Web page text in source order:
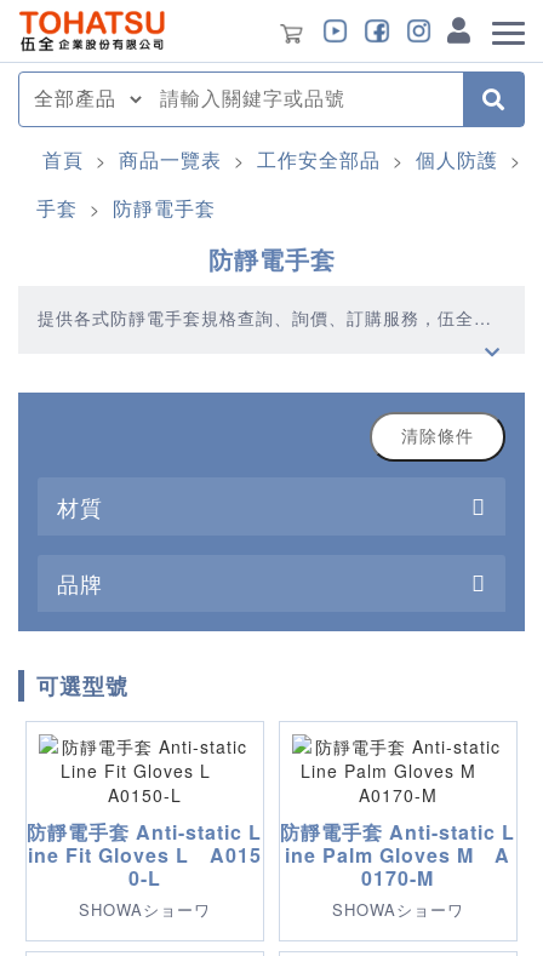
首頁 > 商品一覽表 > 工作安全部品 > 個人防護 >
手套 > 防靜電手套
防靜電手套
提供各式防靜電手套規格查詢、詢價、訂購服務，伍全企
業深耕模具產業多年，秉持著優質品質、合理價格、多元
清除條件
材質
品牌
可選型號
防靜電手套 Anti-static L
ine Fit Gloves L A015
0-L
SHOWAショーワ
防靜電手套 Anti-static L
ine Palm Gloves M A
0170-M
SHOWAショーワ